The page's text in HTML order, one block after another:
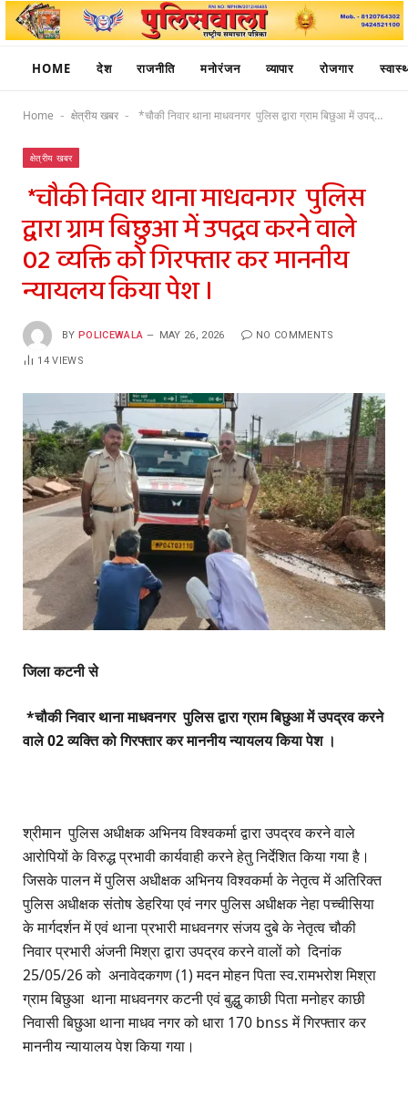
HOME देश राजनीति मनोरंजन व्यापार रोजगार
Home - क्षेत्रीय खबर - *चौकी निवार थाना माधवनगर पुलिस द्वारा ग्राम बिछुआ में उपद्रव करने वाले 02 व्यक्ति को गिरफ्तार कर माननीय न्यायलय किया पेश ।
क्षेत्रीय खबर
*चौकी निवार थाना माधवनगर पुलिस
द्वारा ग्राम बिछुआ में उपद्रव करने वाले
02 व्यक्ति को गिरफ्तार कर माननीय
न्यायलय किया पेश ।
BY POLICEWALA MAY 26, 2026 NO COMMENTS
14VIEWS
जिला कटनी से
*चौकी निवार थाना माधवनगर पुलिस द्वारा ग्राम बिछुआ में उपद्रव करने
वाले 02 व्यक्ति को गिरफ्तार कर माननीय न्यायलय किया पेश ।
श्रीमान पुलिस अधीक्षक अभिनय विश्वकर्मा द्वारा उपद्रव करने वाले
आरोपियों के विरुद्ध प्रभावी कार्यवाही करने हेतु निर्देशित किया गया है।
जिसके पालन में पुलिस अधीक्षक अभिनय विश्वकर्मा के नेतृत्व में अतिरिक्त
पुलिस अधीक्षक संतोष डेहरिया एवं नगर पुलिस अधीक्षक नेहा पच्चीसिया
के मार्गदर्शन में एवं थाना प्रभारी माधवनगर संजय दुबे के नेतृत्व चौकी
निवार प्रभारी अंजनी मिश्रा द्वारा उपद्रव करने वालों को दिनांक
25/05/26 को अनावेदकगण (1) मदन मोहन पिता स्व.रामभरोश मिश्रा
ग्राम बिछुआ थाना माधवनगर कटनी एवं बुद्धु काछी पिता मनोहर काछी
निवासी बिछुआ थाना माधव नगर को धारा 170 bnss में गिरफ्तार कर
माननीय न्यायालय पेश किया गया।